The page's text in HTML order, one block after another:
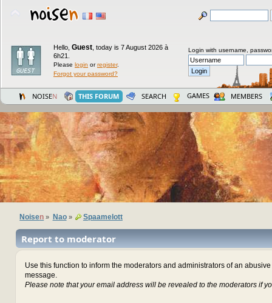
Hello, Guest today is 7 August 2026 à
6h21.
Please login orregister.
Forgot your password?
Login with username,
NOISEN THIS FORUM SEARCH GAMES MEMBERS
Noisen » Nao» Spaamelott
Report to moderator
Use this function to inform the moderators and administrators of an
message.
Please note that your email address will be revealed to the moderators if